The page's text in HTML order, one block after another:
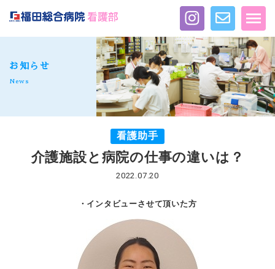
お知らせ
News
看護助手
介護施設と病院の仕事の違いは？
2022.07.20
・インタビューさせて頂いた方